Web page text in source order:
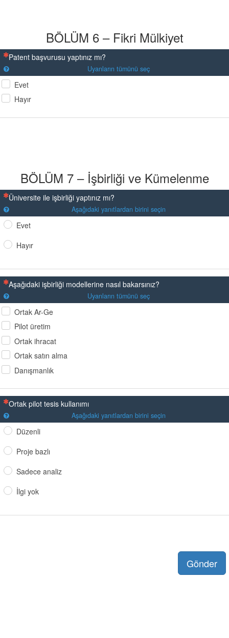
BÖLÜM 6 – Fikri Mülkiyet
(Bu sorunun yanıtlanması zorunludur)
Patent başvurusu yaptınız mı?
Uyanların tümünü seç
Evet
Hayır
BÖLÜM 7 – İşbirliği ve Kümelenme
(Bu sorunun yanıtlanması zorunludur)
Üniversite ile işbirliği yaptınız mı?
Aşağıdaki yanıtlardan birini seçin
Evet
Hayır
(Bu sorunun yanıtlanması zorunludur)
Aşağıdaki işbirliği modellerine nasıl bakarsınız?
Uyanların tümünü seç
Ortak Ar-Ge
Pilot üretim
Ortak ihracat
Ortak satın alma
Danışmanlık
(Bu sorunun yanıtlanması zorunludur)
Ortak pilot tesis kullanımı
Aşağıdaki yanıtlardan birini seçin
Düzenli
Proje bazlı
Sadece analiz
İlgi yok
Gönder